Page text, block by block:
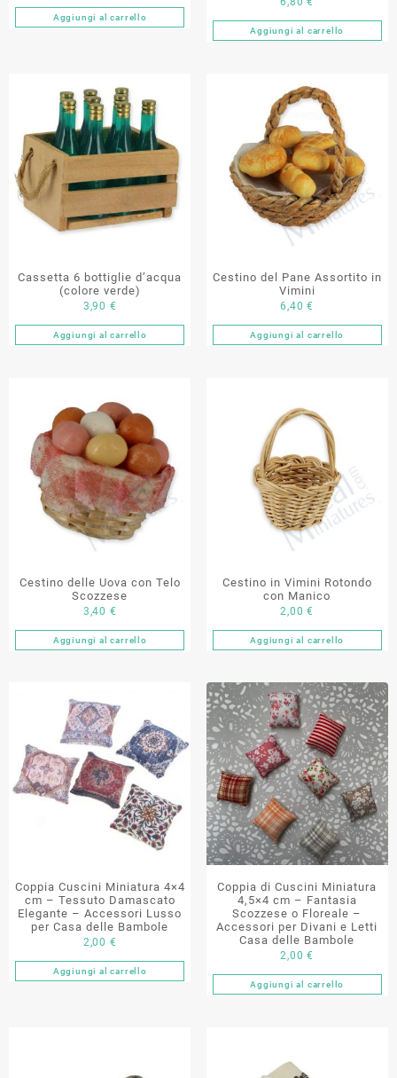
Aggiungi al carrello
Aggiungi al carrello
Cassetta 6 bottiglie d’acqua
(colore verde)
3,90 €
Aggiungi al carrello
Cestino del Pane Assortito in
Vimini
6,40€
Aggiungi al carrello
Cestino delle Uova con Telo
Scozzese
3,40 €
Aggiungi al carrello
Cestino in Vimini Rotondo
con Manico
2,00€
Aggiungi al carrello
Coppia Cuscini Miniatura 4×4
cm – Tessuto Damascato
Elegante – Accessori Lusso
per Casa delle Bambole
2,00 €
Aggiungi al carrello
Coppia di Cuscini Miniatura
4,5×4 cm – Fantasia
Scozzese o Floreale –
Accessori per Divani e Letti
Casa delle Bambole
2,00€
Aggiungi al carrello